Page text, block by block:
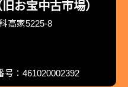
お宝中古市場）
高家5225-8
：461020002392